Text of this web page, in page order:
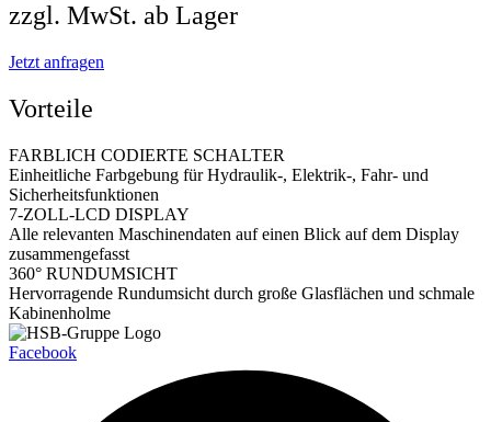
zzgl. MwSt. ab Lager
Jetzt anfragen
Vorteile
FARBLICH CODIERTE SCHALTER
Einheitliche Farbgebung für Hydraulik-, Elektrik-, Fahr- und
Sicherheitsfunktionen
7-ZOLL-LCD DISPLAY
Alle relevanten Maschinendaten auf einen Blick auf dem Display
zusammengefasst
360° RUNDUMSICHT
Hervorragende Rundumsicht durch große Glasflächen und schmale
Kabinenholme
Facebook